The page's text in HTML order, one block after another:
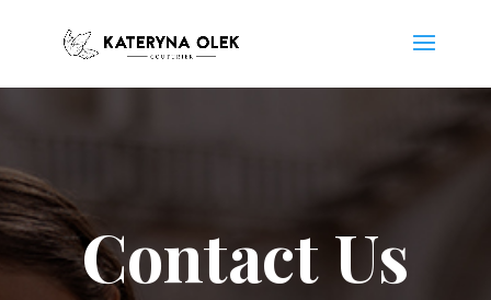
Contact Us